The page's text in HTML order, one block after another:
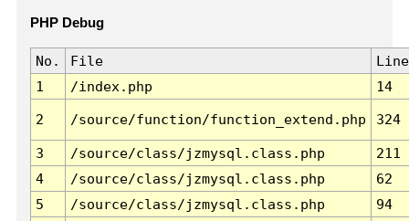
PHP Debug
No. File
Line
1
/index.php 14
2 /source/function/function_extend.php 324
3 /source/class/jzmysql.class.php
211
4
/source/class/jzmysql.class.php
62
5
/source/class/jzmysql.class.php
94